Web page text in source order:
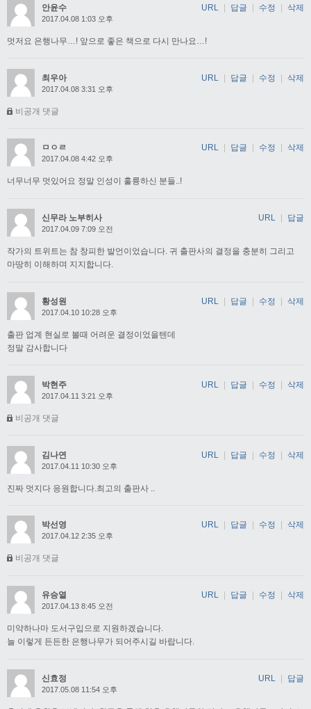
안윤수
2017.04.08 1:03 오후
멋저요 은행나무…! 앞으로 좋은 책으로 다시 만나요…!
URL | 답글 | 수정 | 삭제
최우아
2017.04.08 3:31 오후
비공개 댓글
URL | 답글 | 수정 | 삭제
ㅁㅇㄹ
2017.04.08 4:42 오후
너무너무 멋있어요 정말 인성이 훌륭하신 분들..!
URL 답글 수정 삭제
신무라 노부히사
2017.04.09 7:09 오전
작가의 트위트는 참 창피한 발언이었습니다. 귀 출판사의 결정을 충분히 그리고
마땅히 이해하며 지지합니다.
URL 답글
황성원
2017.04.10 10:28 오후
출판 업계 현실로 볼때 어려운 결정이었을텐데
정말 감사합니다
URL 답글 수정 삭제
박현주
2017.04.11 3:21 오후
비공개 댓글
URL | 답글 | 수정 | 삭제
김나연
2017.04.11 10:30 오후
진짜 멋지다 응원합니다.최고의 출판사 ..
URL | 답글 | 수정 | 삭제
박선영
2017.04.12 2:35 오후
비공개 댓글
URL 답글 수정 삭제
유승열
2017.04.13 8:45 오전
미약하나마 도서구입으로 지원하겠습니다.
늘 이렇게 든든한 은행나무가 되어주시길 바랍니다.
URL 답글 수정 삭제
신효정
2017.05.08 11:54 오후
URL 답글